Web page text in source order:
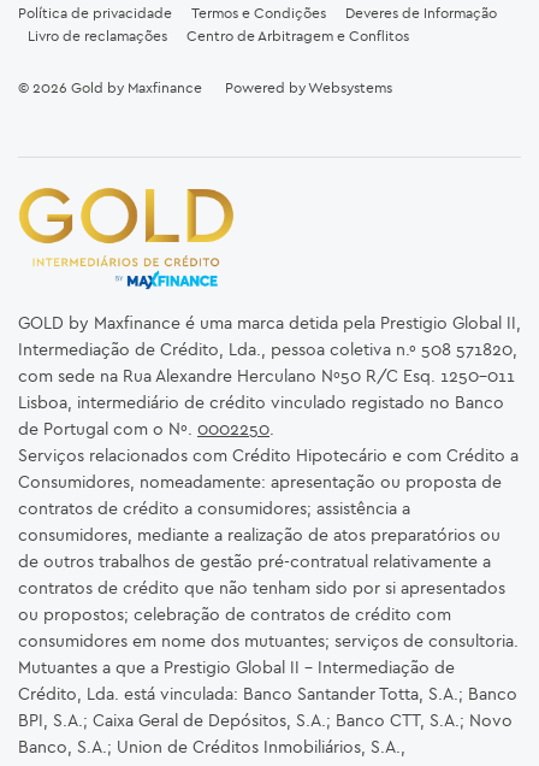
Política de privacidade Termos e Condições
Deveres de Informação
Livro de reclamações
Centro de Arbitragem e Conflitos
© 2026 Gold by Maxfinance Powered byWebsystems
GOLD by Maxfinance é uma marca detida pela Prestigio Global II,
Intermediação de Crédito, Lda., pessoa coletiva n.º 508 571820,
com sede na Rua Alexandre Herculano Nº50 R/C Esq. 1250-011
Lisboa, intermediário de crédito vinculado registado no Banco
de Portugal com o Nº. 0002250.
Serviços relacionados com Crédito Hipotecário e com Crédito a
Consumidores, nomeadamente: apresentação ou proposta de
contratos de crédito a consumidores; assistência a
consumidores, mediante a realização de atos preparatórios ou
de outros trabalhos de gestão pré-contratual relativamente a
contratos de crédito que não tenham sido por si apresentados
ou propostos; celebração de contratos de crédito com
consumidores em nome dos mutuantes; serviços de consultoria.
Mutuantes a que a Prestigio Global II – Intermediação de
Crédito, Lda. está vinculada: Banco Santander Totta, S.A.; Banco
BPI, S.A.; Caixa Geral de Depósitos, S.A.; Banco CTT, S.A.; Novo
Banco, S.A.; Union de Créditos Inmobiliários, S.A.,